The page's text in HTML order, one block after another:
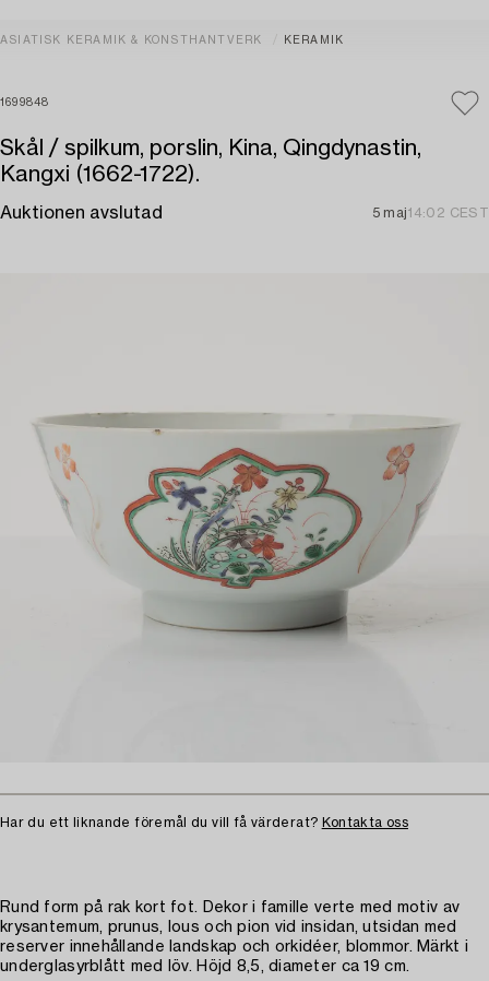
ASIATISK KERAMIK & KONSTHANTVERK KERAMIK
1699848
Skål / spilkum, porslin, Kina, Qingdynastin,
Kangxi (1662-1722).
Auktionen avslutad 5 maj14:02 CEST
Har du ett liknande föremål du vill få värderat? Kontakta oss
Rund form på rak kort fot. Dekor i famille verte med motiv av
krysantemum, prunus, lous och pion vid insidan, utsidan med
reserver innehållande landskap och orkidéer, blommor. Märkt i
underglasyrblått med löv. Höjd 8,5, diameter ca 19 cm.